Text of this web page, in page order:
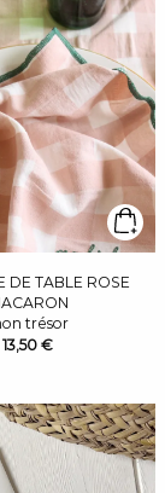
DE TABLE ROSE
trésor
13,50 €